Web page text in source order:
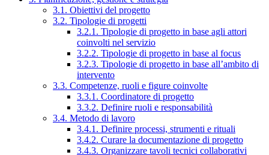
3.1. Obiettivi del progetto
3.2. Tipologie di progetti
3.2.1. Tipologie di progetto in base agli attori
coinvolti nel servizio
3.2.2. Tipologie di progetto in base al focus
3.2.3. Tipologie di progetto in base all’ambito di
intervento
3.3. Competenze, ruoli e figure coinvolte
3.3.1. Coordinatore di progetto
3.3.2. Definire ruoli e responsabilità
3.4. Metodo di lavoro
3.4.1. Definire processi, strumenti e rituali
3.4.2. Curare la documentazione di progetto
3.4.3. Organizzare tavoli tecnici collaborativi